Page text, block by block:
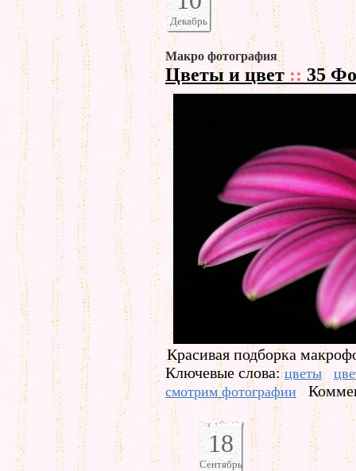
Декабрь
Макро фотография
Цветы и цвет :: 35
Красивая подборка
Ключевые слова:цветы
смотрим фотографии
18
Сентябрь